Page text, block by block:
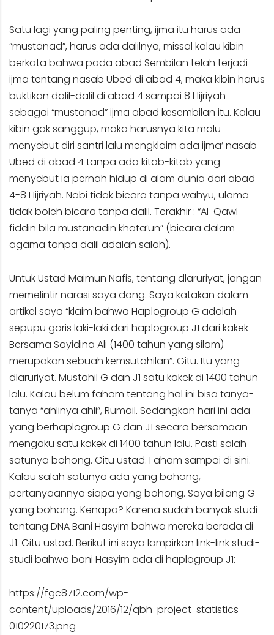
Satu lagi yang paling penting, ijma itu harus ada
“mustanad”, harus ada dalilnya, missal kalau kibin
berkata bahwa pada abad Sembilan telah terjadi
ijma tentang nasab Ubed di abad 4, maka kibin harus
buktikan dalil-dalil di abad 4 sampai 8 Hijriyah
sebagai “mustanad” ijma abad kesembilan itu. Kalau
kibin gak sanggup, maka harusnya kita malu
menyebut diri santri lalu mengklaim ada ijma’ nasab
Ubed di abad 4 tanpa ada kitab-kitab yang
menyebut ia pernah hidup di alam dunia dari abad
4-8 Hijriyah. Nabi tidak bicara tanpa wahyu, ulama
tidak boleh bicara tanpa dalil. Terakhir : “Al-Qawl
fiddin bila mustanadin khata’un” (bicara dalam
agama tanpa dalil adalah salah).
Untuk Ustad Maimun Nafis, tentang dlaruriyat, jangan
memelintir narasi saya dong. Saya katakan dalam
artikel saya “klaim bahwa Haplogroup G adalah
sepupu garis laki-laki dari haplogroup J1 dari kakek
Bersama Sayidina Ali (1400 tahun yang silam)
merupakan sebuah kemsutahilan”. Gitu. Itu yang
dlaruriyat. Mustahil G dan J1 satu kakek di 1400 tahun
lalu. Kalau belum faham tentang hal ini bisa tanya-
tanya “ahlinya ahli”, Rumail. Sedangkan hari ini ada
yang berhaplogroup G dan J1 secara bersamaan
mengaku satu kakek di 1400 tahun lalu. Pasti salah
satunya bohong. Gitu ustad. Faham sampai di sini.
Kalau salah satunya ada yang bohong,
pertanyaannya siapa yang bohong. Saya bilang G
yang bohong. Kenapa? Karena sudah banyak studi
tentang DNA Bani Hasyim bahwa mereka berada di
J1. Gitu ustad. Berikut ini saya lampirkan link-link studi-
studi bahwa bani Hasyim ada di haplogroup J1:
https://fgc8712.com/wp-
content/uploads/2016/12/qbh-project-statistics-
010220173.png